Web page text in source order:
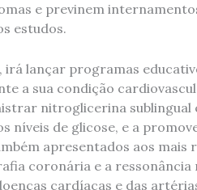
e previnem
estudos.
irá lançar programas
a sua condição
nitroglicerina sublingual
níveis de glicose, e a
apresentados aos mais
coronária e a ressonância
cardíacas e das